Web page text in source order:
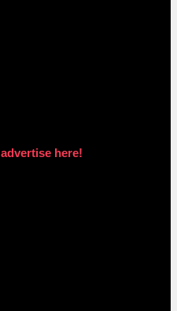
advertise here!